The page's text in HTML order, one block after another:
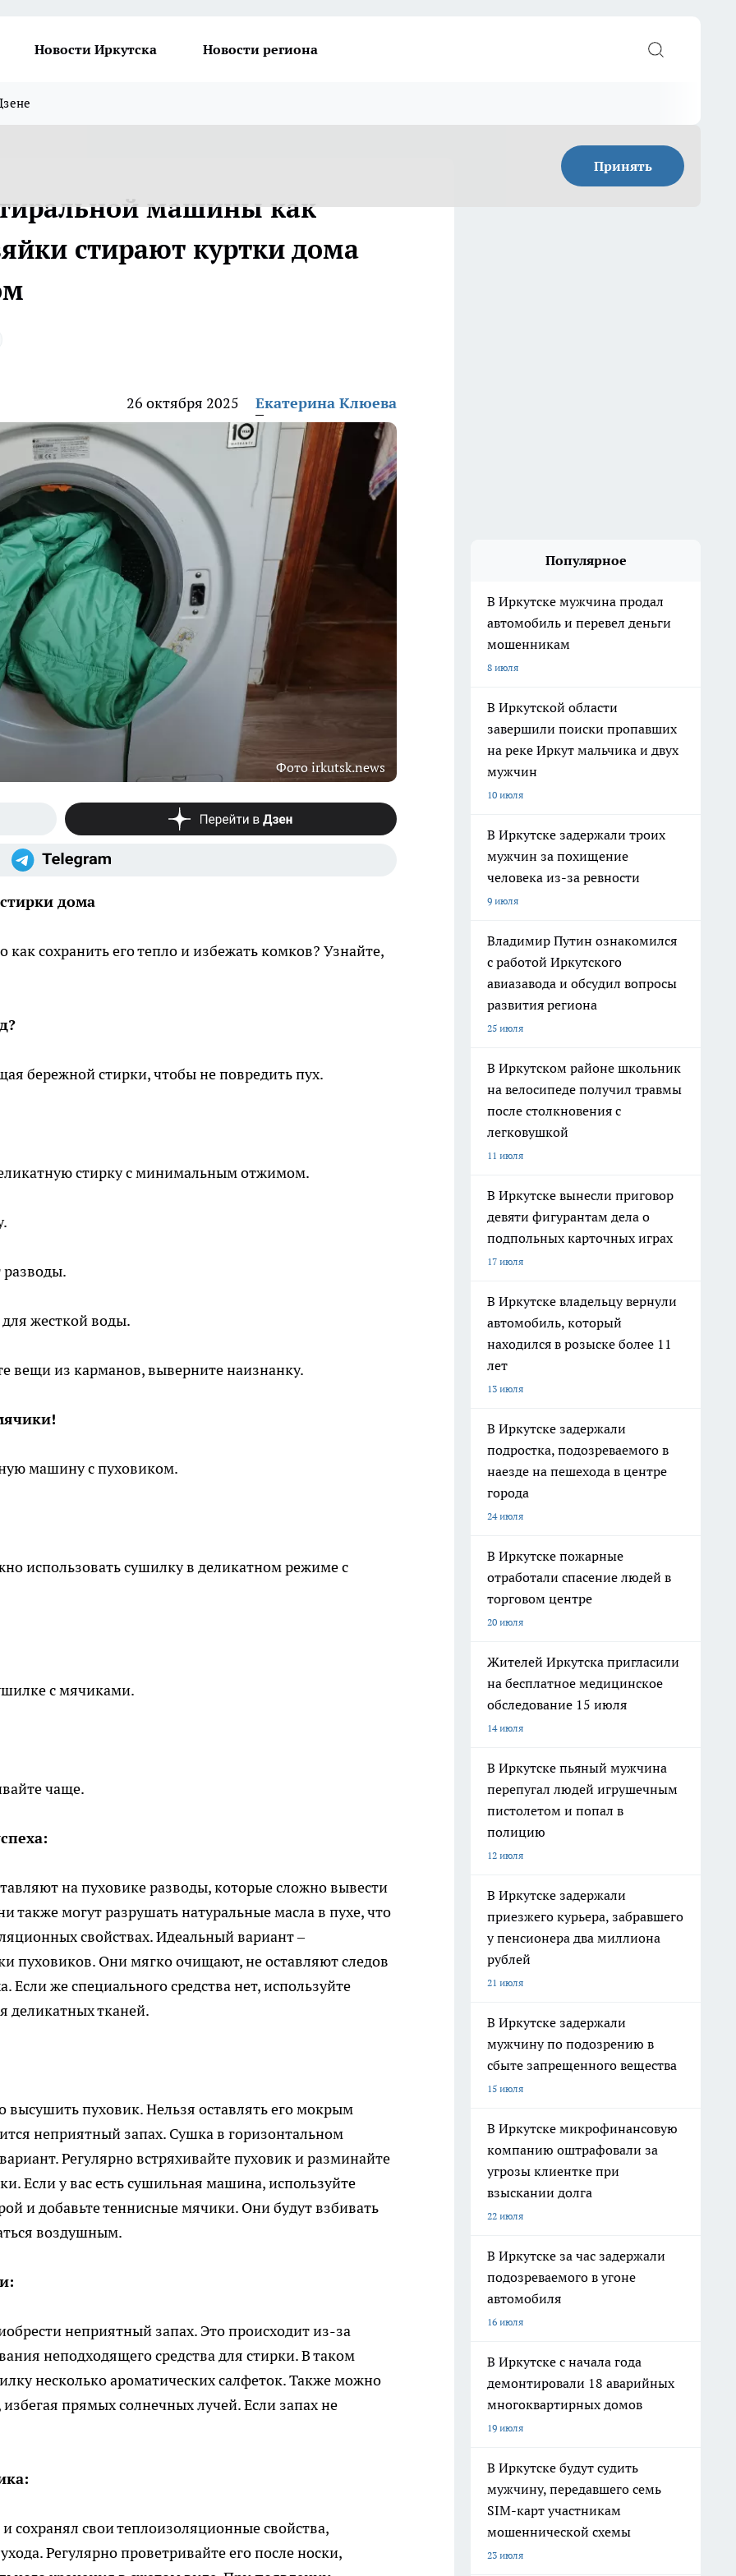
Новости Иркутска Новости региона
Принять
машины как
стирают куртки дома
26 октября 2025 Екатерина Клюева
Фото irkutsk.news
дома
сохранить его тепло и избежать комков? Узнайте,
бережной стирки, чтобы не повредить пух.
стирку с минимальным отжимом.
жесткой воды.
вещи из карманов, выверните наизнанку.
машину с пуховиком.
использовать сушилку в деликатном режиме с
с мячиками.
чаще.
на пуховике разводы, которые сложно вывести
могут разрушать натуральные масла в пухе, что
свойствах. Идеальный вариант –
пуховиков. Они мягко очищают, не оставляют следов
же специального средства нет, используйте
деликатных тканей.
высушить пуховик. Нельзя оставлять его мокрым
неприятный запах. Сушка в горизонтальном
Регулярно встряхивайте пуховик и разминайте
Если у вас есть сушильная машина, используйте
и добавьте теннисные мячики. Они будут взбивать
воздушным.
неприятный запах. Это происходит из-за
неподходящего средства для стирки. В таком
несколько ароматических салфеток. Также можно
прямых солнечных лучей. Если запах не
сохранял свои теплоизоляционные свойства,
Регулярно проветривайте его после носки,
Популярное
В Иркутске мужчина продал
автомобиль и перевел деньги
мошенникам
8 июля
В Иркутской области
завершили поиски пропавших
на реке Иркут мальчика и двух
мужчин
10 июля
В Иркутске задержали троих
мужчин за похищение
человека из-за ревности
9 июля
Владимир Путин ознакомился
с работой Иркутского
авиазавода и обсудил вопросы
развития региона
25 июля
В Иркутском районе школьник
на велосипеде получил травмы
после столкновения с
легковушкой
11 июля
В Иркутске вынесли приговор
девяти фигурантам дела о
подпольных карточных играх
17 июля
В Иркутске владельцу вернули
автомобиль, который
находился в розыске более 11
лет
13 июля
В Иркутске задержали
подростка, подозреваемого в
наезде на пешехода в центре
города
24 июля
В Иркутске пожарные
отработали спасение людей в
торговом центре
20 июля
Жителей Иркутска пригласили
на бесплатное медицинское
обследование 15 июля
14 июля
В Иркутске пьяный мужчина
перепугал людей игрушечным
пистолетом и попал в
полицию
12 июля
В Иркутске задержали
приезжего курьера, забравшего
у пенсионера два миллиона
рублей
21 июля
В Иркутске задержали
мужчину по подозрению в
сбыте запрещенного вещества
15 июля
В Иркутске микрофинансовую
компанию оштрафовали за
угрозы клиентке при
взыскании долга
22 июля
В Иркутске за час задержали
подозреваемого в угоне
автомобиля
16 июля
В Иркутске с начала года
демонтировали 18 аварийных
многоквартирных домов
19 июля
В Иркутске будут судить
мужчину, передавшего семь
SIM-карт участникам
мошеннической схемы
23 июля